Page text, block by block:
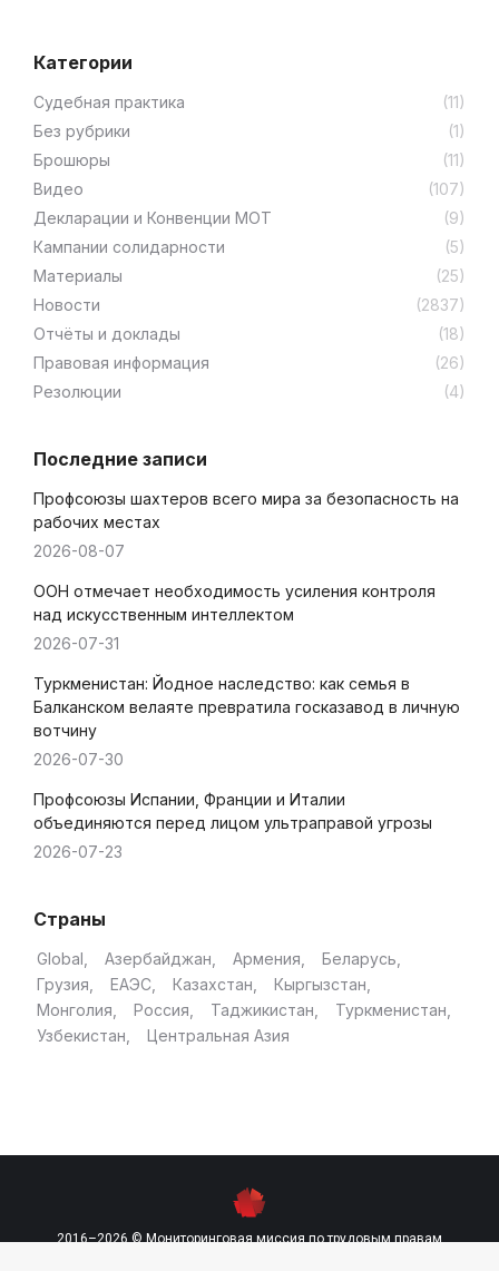
Категории
Cудебная практика
(11)
Без рубрики
(1)
Брошюры
(11)
Видео
(107)
Декларации и Конвенции МОТ
(9)
Кампании солидарности
(5)
Материалы
(25)
Новости
(2837)
Отчёты и доклады
(18)
Правовая информация
(26)
Резолюции
(4)
Последние записи
Профсоюзы шахтеров всего мира за безопасность на
рабочих местах
2026-08-07
ООН отмечает необходимость усиления контроля
над искусственным интеллектом
2026-07-31
Туркменистан: Йодное наследство: как семья в
Балканском велаяте превратила госказавод в личную
вотчину
2026-07-30
Профсоюзы Испании, Франции и Италии
объединяются перед лицом ультраправой угрозы
2026-07-23
Страны
Global Азербайджан Армения
Беларусь
Грузия
ЕАЭС Казахстан
Кыргызстан
Монголия
Россия Таджикистан
Туркменистан
Узбекистан
Центральная Азия
2016–2026 © Мониторинговая миссия по трудовым правам